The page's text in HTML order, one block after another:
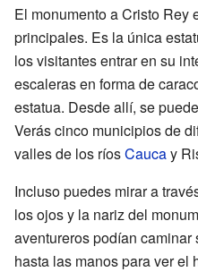
El monumento a Cristo Rey
principales. Es la única
los visitantes entrar en su
escaleras en forma de
estatua. Desde allí, se
Verás cinco municipios de
valles de los ríosCaucay
Incluso puedes mirar a
los ojos y la nariz del
aventureros podían
hasta las manos para ver el